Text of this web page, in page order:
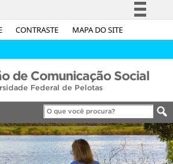
CONTRASTE MAPA DO SITE
Simplifique!
Acesso à informação
Legislação
Canais
de Comunicação Social
Federal de Pelotas